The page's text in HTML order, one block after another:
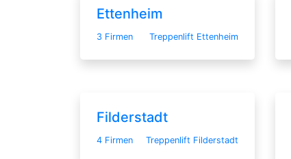
Ettenheim
3 Firmen Treppenlift Ettenheim
Filderstadt
4 Firmen Treppenlift Filderstadt